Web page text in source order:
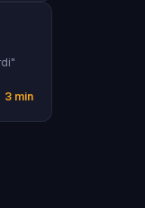
3 min